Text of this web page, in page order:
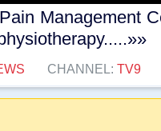
Management
CHANNEL: TV9